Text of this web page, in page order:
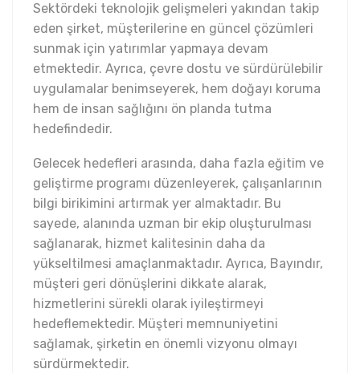
Sektördeki teknolojik gelişmeleri yakından takip
eden şirket, müşterilerine en güncel çözümleri
sunmak için yatırımlar yapmaya devam
etmektedir. Ayrıca, çevre dostu ve sürdürülebilir
uygulamalar benimseyerek, hem doğayı koruma
hem de insan sağlığını ön planda tutma
hedefindedir.
Gelecek hedefleri arasında, daha fazla eğitim ve
geliştirme programı düzenleyerek, çalışanlarının
bilgi birikimini artırmak yer almaktadır. Bu
sayede, alanında uzman bir ekip oluşturulması
sağlanarak, hizmet kalitesinin daha da
yükseltilmesi amaçlanmaktadır. Ayrıca, Bayındır,
müşteri geri dönüşlerini dikkate alarak,
hizmetlerini sürekli olarak iyileştirmeyi
hedeflemektedir. Müşteri memnuniyetini
sağlamak, şirketin en önemli vizyonu olmayı
sürdürmektedir.